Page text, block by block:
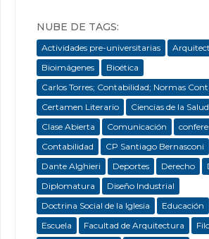
NUBE DE TAGS:
Actividades pre-universitarias
Bioimágenes
Bioética
Carlos Torres; Contabilidad; Normas
Certamen Literario
Ciencias de la Salud
Clase Abierta
Comunicación
Contabilidad
CP Santiago Bernasconi
Dante Alghieri
Deportes Derecho
Diplomatura
Diseño Industrial
Doctrina Social de la Iglesia
Educación
Escuela
Facultad de Arquitectura